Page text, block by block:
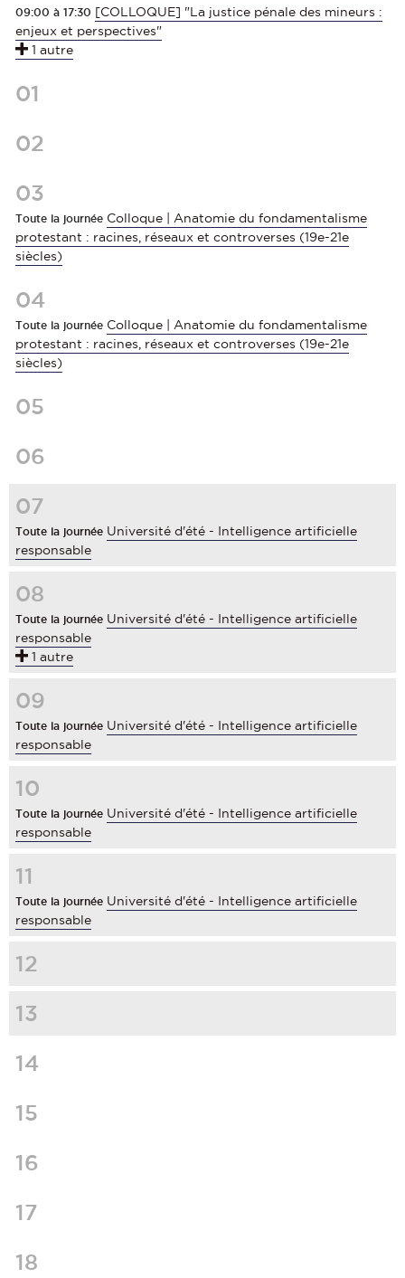
09:00 à 17:30 [COLLOQUE] "La justice pénale des mineurs :
enjeux et perspectives"
1 autre
01
02
03
Toute la journée Colloque | Anatomie du fondamentalisme
protestant : racines, réseaux et controverses (19e-21e
siècles)
04
Toute la journée Colloque | Anatomie du fondamentalisme
protestant : racines, réseaux et controverses (19e-21e
siècles)
05
06
07
Toute la journée Université d'été - Intelligence artificielle
responsable
08
Toute la journée Université d'été - Intelligence artificielle
responsable
1 autre
09
Toute la journée Université d'été - Intelligence artificielle
responsable
10
Toute la journée Université d'été - Intelligence artificielle
responsable
11
Toute la journée Université d'été - Intelligence artificielle
responsable
12
13
14
15
16
17
18